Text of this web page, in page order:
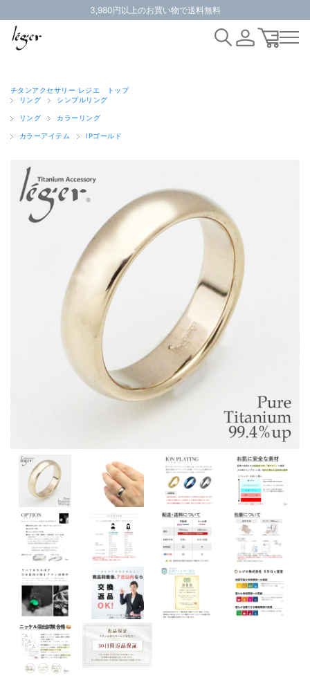
3,980円以上のお買い物で送料無料
チタンアクセサリー レジエ トップ
リング
シンプルリング
リング カラーリング
カラーアイテム IPゴールド